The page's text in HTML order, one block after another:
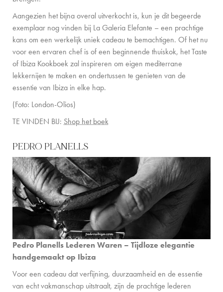
Aangezien het bijna overal uitverkocht is, kun je dit begeerde
exemplaar nog vinden bij La Galeria Elefante – een prachtige
kans om een werkelijk uniek cadeau te bemachtigen. Of het nu
voor een ervaren chef is of een beginnende thuiskok, het Taste
of Ibiza Kookboek zal inspireren om eigen mediterrane
lekkernijen te maken en ondertussen te genieten van de
essentie van Ibiza in elke hap.
(Foto: London-Olios)
TE VINDEN BIJ: Shop het boek
PEDRO PLANELLS
Pedro Planells Lederen Waren – Tijdloze elegantie
handgemaakt op Ibiza
Voor een cadeau dat verfijning, duurzaamheid en de essentie
van echt vakmanschap uitstraalt, zijn de prachtige lederen